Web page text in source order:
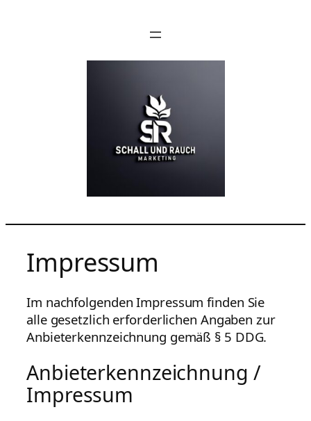
Impressum
Im nachfolgenden Impressum finden Sie
alle gesetzlich erforderlichen Angaben zur
Anbieterkennzeichnung gemäß § 5 DDG.
Anbieterkennzeichnung /
Impressum